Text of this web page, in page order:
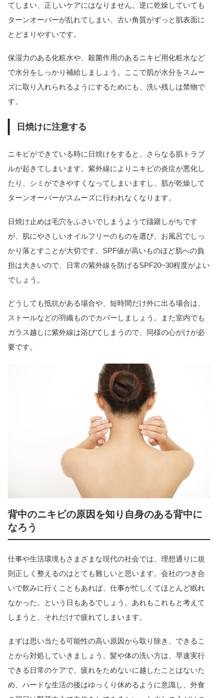
てしまい、正しいケアにはなりません。逆に乾燥していても
ターンオーバーが乱れてしまい、古い角質がずっと肌表面に
とどまりやすいです。
保湿力のある化粧水や、殺菌作用のあるニキビ用化粧水など
で水分をしっかり補給しましょう。ここで肌が水分をスムー
ズに取り入れられるようにするためにも、洗い残しは禁物で
す。
日焼けに注意する
ニキビができている時に日焼けをすると、さらなる肌トラブ
ルが起きてしまいます。紫外線によりニキビの炎症が悪化し
たり、シミができやすくなってしまいますし、肌が乾燥して
ターンオーバーがスムーズに行われなくなります。
日焼け止めは毛穴をふさいでしまうようで躊躇しがちです
が、肌にやさしいオイルフリーのものを選び、お風呂でしっ
かり落とすことが大切です。SPF値が高いものほど肌への負
担は大きいので、日常の紫外線を防げるSPF20~30程度がよい
でしょう。
どうしても抵抗がある場合や、短時間だけ外に出る場合は、
ストールなどの羽織ものでカバーしましょう。また室内でも
ガラス越しに紫外線は浴びてしまうので、同様の心がけが必
要です。
背中のニキビの原因を知り自身のある背中に
なろう
仕事や生活環境もさまざまな現代の社会では、理想通りに規
則正しく整えるのはとても難しいと思います。会社のつき合
いで飲みに行くこともあれば、仕事が忙しくてほとんど眠れ
なかった。という日もあるでしょう。あれもこれもと考えて
しまうと、それだけで疲れてしまいます。
まずは思い当たる可能性の高い原因から取り除き、できるこ
とから対処していきましょう。髪や体の洗い方は、早速実行
できる日常のケアで、疲れをためないに越したことはないた
め、ハードな生活の後はゆっくり休めるように意識し、外食